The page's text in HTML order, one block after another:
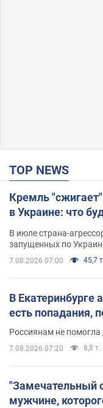
TOP NEWS
Кремль
в Украине: что
В июле страна-
запущенных по
7.08.2026 07:00 45,7
В Екатеринбурге
есть попадания,
Россиянам не
7.08.2026 07:20 8,8 т.
"Замечательный
мужчине,